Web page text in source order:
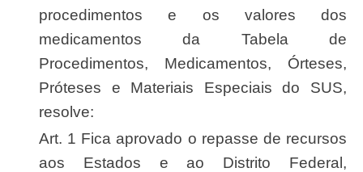
procedimentos e os valores dos
medicamentos da Tabela de
Procedimentos, Medicamentos, Órteses,
Próteses e Materiais Especiais do SUS,
resolve:
Art. 1 Fica aprovado o repasse de recursos
aos Estados e ao Distrito Federal,